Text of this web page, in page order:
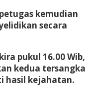
kemudian
secara
pukul 16.00 Wib,
kedua tersangka
hasil kejahatan.